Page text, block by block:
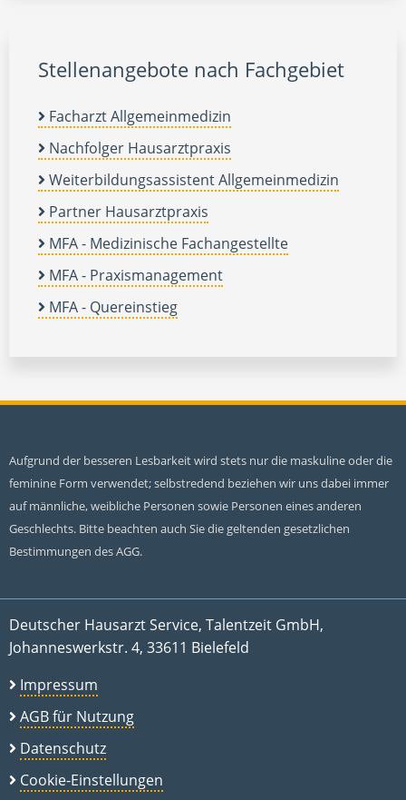
Stellenangebote nach Fachgebiet
Facharzt Allgemeinmedizin
Nachfolger Hausarztpraxis
Weiterbildungsassistent Allgemeinmedizin
Partner Hausarztpraxis
MFA - Medizinische Fachangestellte
MFA - Praxismanagement
MFA - Quereinstieg
Aufgrund der besseren Lesbarkeit wird stets nur die maskuline oder die
feminine Form verwendet; selbstredend beziehen wir uns dabei immer
auf männliche, weibliche Personen sowie Personen eines anderen
Geschlechts. Bitte beachten auch Sie die geltenden gesetzlichen
Bestimmungen des AGG.
Deutscher Hausarzt Service, Talentzeit GmbH,
Johanneswerkstr. 4, 33611 Bielefeld
Impressum
AGB für Nutzung
Datenschutz
Cookie-Einstellungen